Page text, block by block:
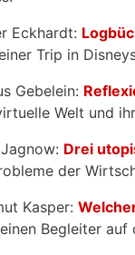
Eckhardt:
Trip in
Gebelein:
Welt und
Drei
der
Kasper:
Begleiter auf